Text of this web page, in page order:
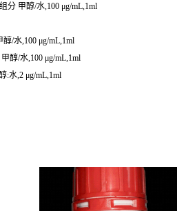
分 甲醇/水,100 μg/mL,1ml
/水,100 μg/mL,1ml
醇/水,100 μg/mL,1ml
:水,2 μg/mL,1ml